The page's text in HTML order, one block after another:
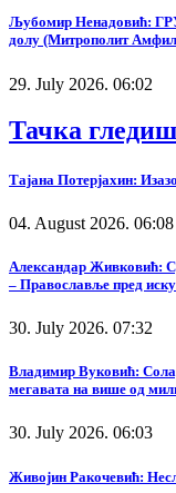
Љубомир Ненадовић:
долу (Митрополит
29. July 2026. 06:02
Тачка
Тајана Потерјахин:
04. August 2026. 06:08
Александар Живковић:
– Православље пред
30. July 2026. 07:32
Владимир Вуковић:
мегавата на више од
30. July 2026. 06:03
Живојин Ракочевић: